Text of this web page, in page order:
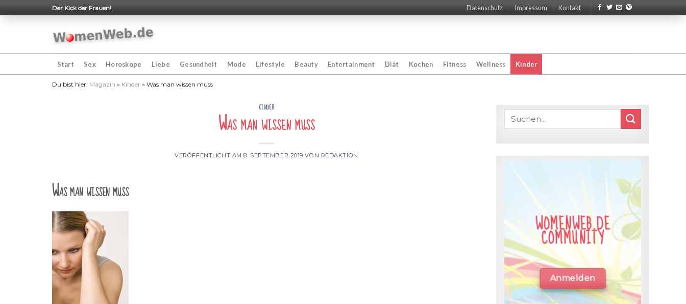
to
Der Kick der Frauen! Datenschutz Impressum Kontakt
Start Sex Horoskope Liebe Gesundheit Mode Lifestyle Beauty Entertainment Diät Kochen Fitness Wellness Kinder
Du bist hier: Magazin » Kinder » Was man wissen muss
KINDER
Was man wissen muss
VERÖFFENTLICHT AM8. SEPTEMBER 2019 VON REDAKTION
Was man wissen muss
WOMENWEB.DE
COMMUNITY
Anmelden